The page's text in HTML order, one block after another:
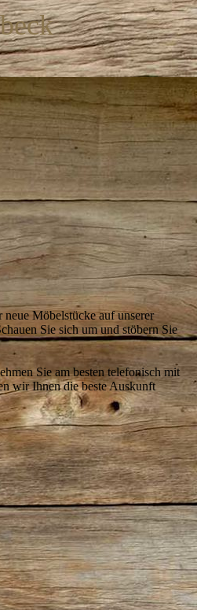
Möbelstücke auf unserer
Sie sich um und stöbern Sie
Sie am besten telefonisch mit
wir Ihnen die beste Auskunft